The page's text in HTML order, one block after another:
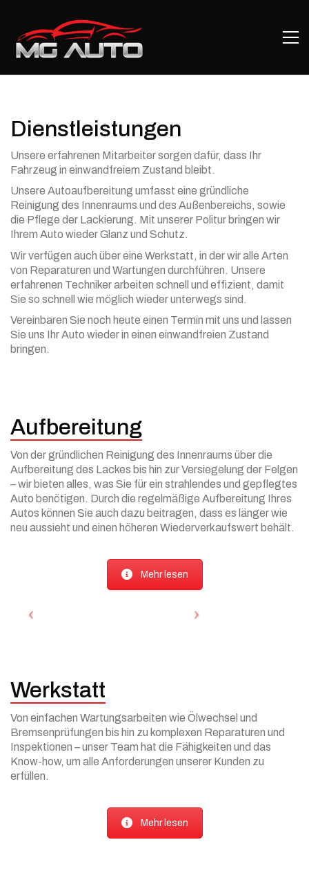
Dienstleistungen
Unsere erfahrenen Mitarbeiter sorgen dafür, dass Ihr
Fahrzeug in einwandfreiem Zustand bleibt.
Unsere Autoaufbereitung umfasst eine gründliche
Reinigung des Innenraums und des Außenbereichs, sowie
die Pflege der Lackierung. Mit unserer Politur bringen wir
Ihrem Auto wieder Glanz und Schutz.
Wir verfügen auch über eine Werkstatt, in der wir alle Arten
von Reparaturen und Wartungen durchführen. Unsere
erfahrenen Techniker arbeiten schnell und effizient, damit
Sie so schnell wie möglich wieder unterwegs sind.
Vereinbaren Sie noch heute einen Termin mit uns und lassen
Sie uns Ihr Auto wieder in einen einwandfreien Zustand
bringen.
Aufbereitung
Von der gründlichen Reinigung des Innenraums über die
Aufbereitung des Lackes bis hin zur Versiegelung der Felgen
– wir bieten alles, was Sie für ein strahlendes und gepflegtes
Auto benötigen. Durch die regelmäßige Aufbereitung Ihres
Autos können Sie auch dazu beitragen, dass es länger wie
neu aussieht und einen höheren Wiederverkaufswert behält.
Mehr lesen
Werkstatt
Von einfachen Wartungsarbeiten wie Ölwechsel und
Bremsenprüfungen bis hin zu komplexen Reparaturen und
Inspektionen – unser Team hat die Fähigkeiten und das
Know-how, um alle Anforderungen unserer Kunden zu
erfüllen.
Mehr lesen